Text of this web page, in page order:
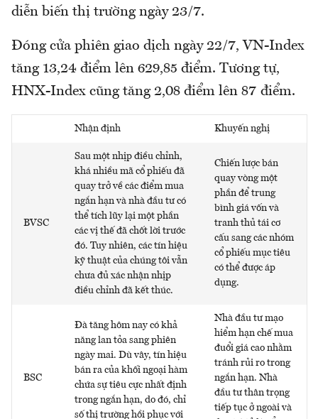
diễn biến thị trường ngày 23/7.
Đóng cửa phiên giao dịch ngày 22/7, VN-Index
tăng 13,24 điểm lên 629,85 điểm. Tương tự,
HNX-Index cũng tăng 2,08 điểm lên 87 điểm.
Nhận định Khuyến nghị
BVSC
Sau một nhịp điều chỉnh,
khá nhiều mã cổ phiếu đã
quay trở về các điểm mua
ngắn hạn và nhà đầu tư có
thể tích lũy lại một phần
các vị thế đã chốt lời trước
đó. Tuy nhiên, các tín hiệu
kỹ thuật của chúng tôi vẫn
chưa đủ xác nhận nhịp
điều chỉnh đã kết thúc.
Chiến lược bán
quay vòng một
phần để trung
bình giá vốn và
tranh thủ tái cơ
cấu sang các nhóm
cổ phiếu mục tiêu
có thể được áp
dụng.
BSC
Đà tăng hôm nay có khả
năng lan tỏa sang phiên
ngày mai. Dù vây, tín hiệu
bán ra của khối ngoại hàm
chứa sự tiêu cực nhất định
trong ngắn hạn, do đó, chỉ
số thị trường hồi phục với
Nhà đầu tư mạo
hiểm hạn chế mua
đuổi giá cao nhằm
tránh rủi ro trong
ngắn hạn. Nhà
đầu tư thân trọng
tiếp tục ở ngoài và